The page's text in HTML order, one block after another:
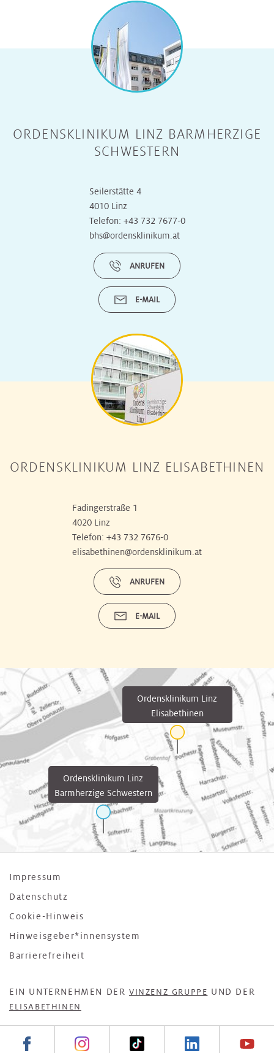
ORDENSKLINIKUM LINZ BARMHERZIGE
SCHWESTERN
Seilerstätte 4
4010 Linz
Telefon: +43 732 7677-0
bhs@ordensklinikum.at
ANRUFEN
E-MAIL
ORDENSKLINIKUM LINZ ELISABETHINEN
Fadingerstraße 1
4020 Linz
Telefon: +43 732 7676-0
elisabethinen@ordensklinikum.at
ANRUFEN
E-MAIL
Ordensklinikum Linz
Barmherzige Schwestern
Ordensklinikum Linz
Elisabethinen
Impressum
Datenschutz
Cookie-Hinweis
Hinweisgeber*innensystem
Barrierefreiheit
EIN UNTERNEHMEN DER VINZENZ GRUPPE UND DER
ELISABETHINEN